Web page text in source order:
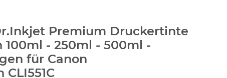
Premium Druckertinte
- 250ml - 500ml -
für Canon